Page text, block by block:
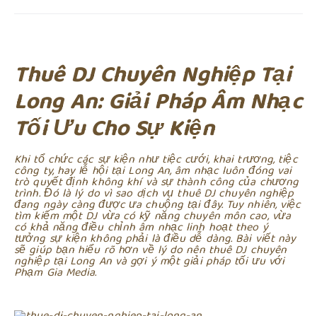
Thuê DJ Chuyên Nghiệp Tại
Long An: Giải Pháp Âm Nhạc
Tối Ưu Cho Sự Kiện
Khi tổ chức các sự kiện như tiệc cưới, khai trương, tiệc
công ty, hay lễ hội tại Long An, âm nhạc luôn đóng vai
trò quyết định không khí và sự thành công của chương
trình. Đó là lý do vì sao dịch vụ thuê DJ chuyên nghiệp
đang ngày càng được ưa chuộng tại đây. Tuy nhiên, việc
tìm kiếm một DJ vừa có kỹ năng chuyên môn cao, vừa
có khả năng điều chỉnh âm nhạc linh hoạt theo ý
tưởng sự kiện không phải là điều dễ dàng. Bài viết này
sẽ giúp bạn hiểu rõ hơn về lý do nên thuê DJ chuyên
nghiệp tại Long An và gợi ý một giải pháp tối ưu với
Phạm Gia Media.